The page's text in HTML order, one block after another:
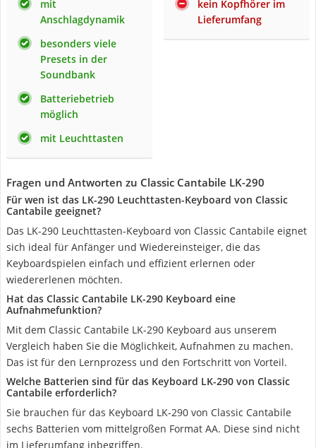
mit
Anschlagdynamik
besonders viele
Presets in der
Soundbank
Batteriebetrieb
möglich
mit Leuchttasten
kein Kopfhörer im
Lieferumfang
Fragen und Antworten zu Classic Cantabile LK-290
Für wen ist das LK-290 Leuchttasten-Keyboard von Classic
Cantabile geeignet?
Das LK-290 Leuchttasten-Keyboard von Classic Cantabile eignet
sich ideal für Anfänger und Wiedereinsteiger, die das
Keyboardspielen einfach und effizient erlernen oder
wiedererlenen möchten.
Hat das Classic Cantabile LK-290 Keyboard eine
Aufnahmefunktion?
Mit dem Classic Cantabile LK-290 Keyboard aus unserem
Vergleich haben Sie die Möglichkeit, Aufnahmen zu machen.
Das ist für den Lernprozess und den Fortschritt von Vorteil.
Welche Batterien sind für das Keyboard LK-290 von Classic
Cantabile erforderlich?
Sie brauchen für das Keyboard LK-290 von Classic Cantabile
‎sechs Batterien vom mittelgroßen Format AA. Diese sind nicht
im Lieferumfang inbegriffen.